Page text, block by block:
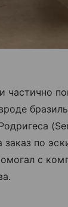
частично
заказ по
с